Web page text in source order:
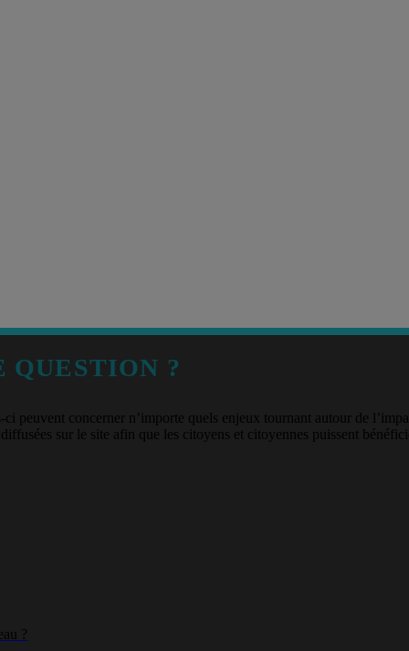
QUESTION ?
peuvent concerner n’importe quels enjeux tournant autour de
sur le site afin que les citoyens et citoyennes puissent
?